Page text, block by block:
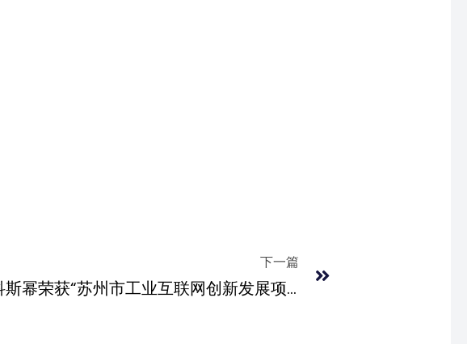
下一篇
喜报｜艾科斯幂荣获“苏州市工业互联网创新发展项目重点平台”殊荣